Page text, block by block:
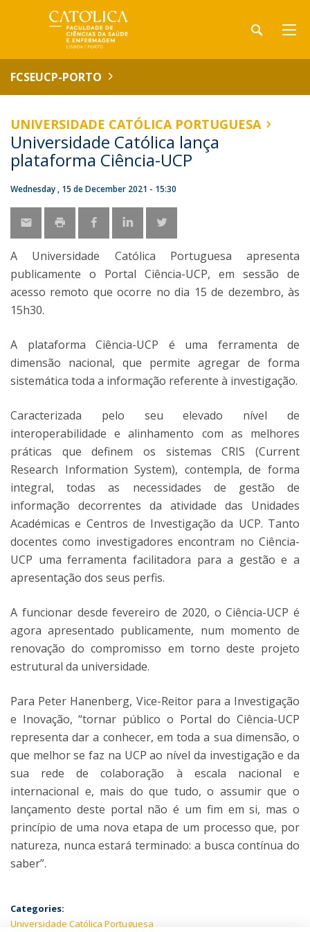
FCSEUCP-PORTO
UNIVERSIDADE CATÓLICA PORTUGUESA
Universidade Católica lança
plataforma Ciência-UCP
Wednesday , 15 de December 2021 - 15:30
A Universidade Católica Portuguesa apresenta
publicamente o Portal Ciência-UCP, em sessão de
acesso remoto que ocorre no dia 15 de dezembro, às
15h30.
A plataforma Ciência-UCP é uma ferramenta de
dimensão nacional, que permite agregar de forma
sistemática toda a informação referente à investigação.
Caracterizada pelo seu elevado nível de
interoperabilidade e alinhamento com as melhores
práticas que definem os sistemas CRIS (Current
Research Information System), contempla, de forma
integral, todas as necessidades de gestão de
informação decorrentes da atividade das Unidades
Académicas e Centros de Investigação da UCP. Tanto
docentes como investigadores encontram no Ciência-
UCP uma ferramenta facilitadora para a gestão e a
apresentação dos seus perfis.
A funcionar desde fevereiro de 2020, o Ciência-UCP é
agora apresentado publicamente, num momento de
renovação do compromisso em torno deste projeto
estrutural da universidade.
Para Peter Hanenberg, Vice-Reitor para a Investigação
e Inovação, “tornar público o Portal do Ciência-UCP
representa dar a conhecer, em toda a sua dimensão, o
que melhor se faz na UCP ao nível da investigação e da
sua rede de colaboração à escala nacional e
internacional e, mais do que tudo, o assumir que o
lançamento deste portal não é um fim em si, mas o
princípio de uma nova etapa de um processo que, por
natureza, nunca estará terminado: a busca contínua do
saber”.
Categories:
Universidade Católica Portuguesa